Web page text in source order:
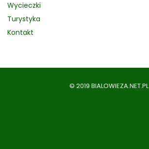
Wycieczki
Turystyka
Kontakt
© 2019 BIALOWIEZA.NET.PL